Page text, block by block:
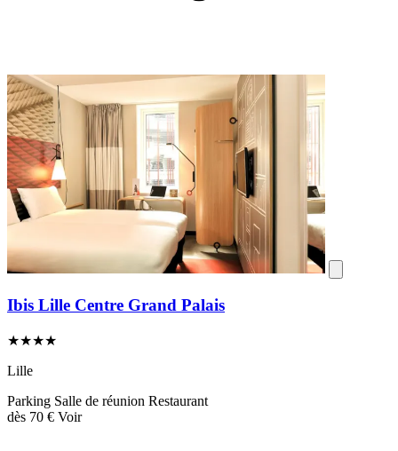
Ibis Lille Centre Grand Palais
★★★★
Lille
Parking Salle de réunion Restaurant
dès 70 € Voir